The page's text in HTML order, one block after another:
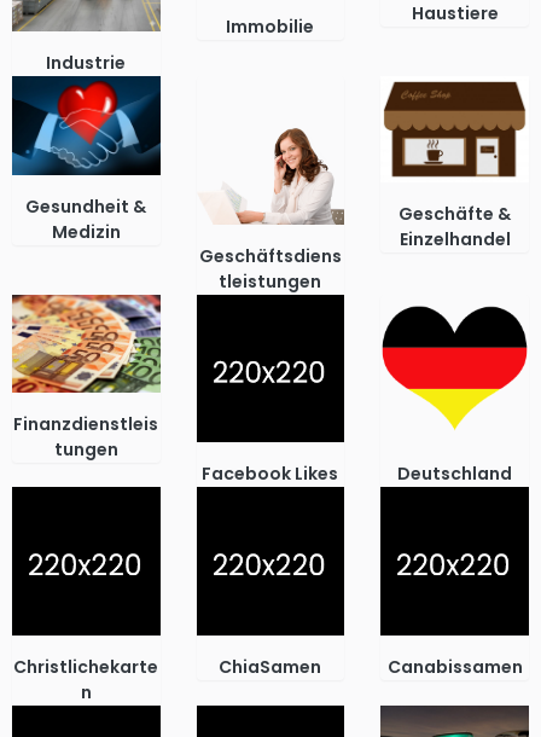
Industrie
Immobilie
Haustiere
Gesundheit &
Medizin
Geschäftsdiens
tleistungen
Geschäfte &
Einzelhandel
Finanzdienstleis
tungen
Facebook Likes
Deutschland
Christlichekarte
n
ChiaSamen Canabissamen